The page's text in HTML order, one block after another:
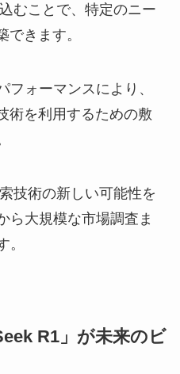
むことで、特定のニー
できます。
フォーマンスにより、
術を利用するための敷
技術の新しい可能性を
ら大規模な市場調査ま
。
R1」が未来のビ